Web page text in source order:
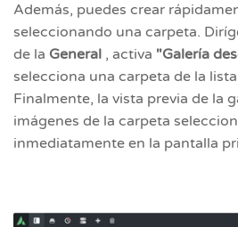
Además, puedes crear
seleccionando una carpeta.
de la General , activa "Galería
selecciona una carpeta de la
Finalmente, la vista previa de la
imágenes de la carpeta
inmediatamente en la pantalla